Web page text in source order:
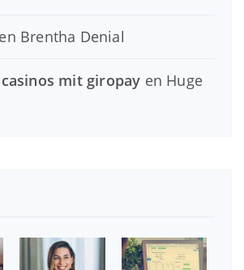
en Brentha Denial
mit giropay en Huge